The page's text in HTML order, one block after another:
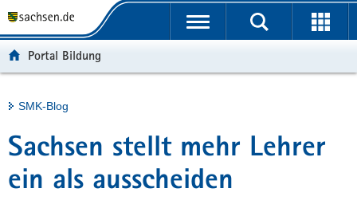
t
b
e
r
g
u
n
h
a
l
e
v
c
e
Portalübergreifende
Portal Bildung
Hauptinhalt
SMK-Blog
Sachsen stellt mehr Lehrer
ein als ausscheiden